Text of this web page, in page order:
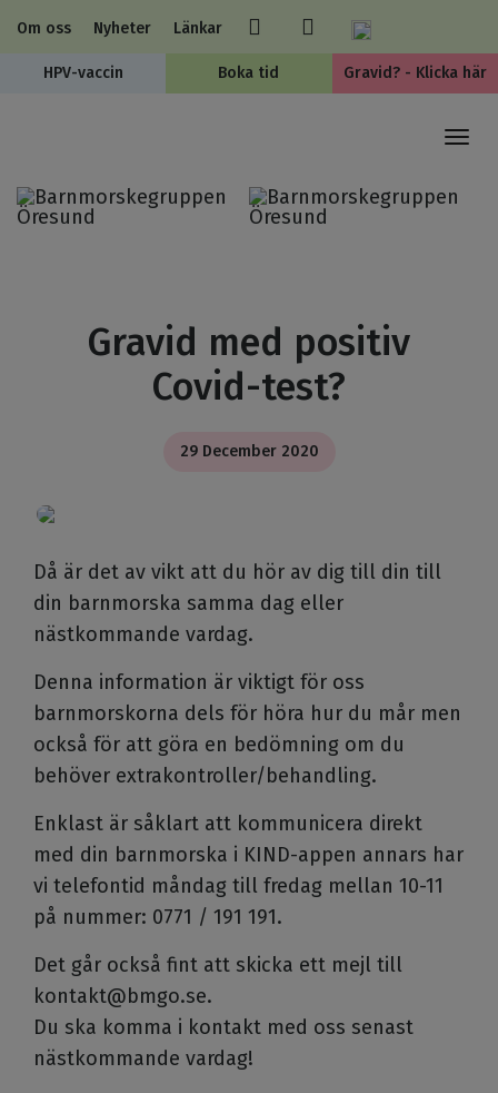
Om oss Nyheter Länkar
HPV-vaccin Boka tid Gravid? - Klicka här
Gravid med positiv
Covid-test?
29 December 2020
Då är det av vikt att du hör av dig till din till
din barnmorska samma dag eller
nästkommande vardag.
Denna information är viktigt för oss
barnmorskorna dels för höra hur du mår men
också för att göra en bedömning om du
behöver extrakontroller/behandling.
Enklast är såklart att kommunicera direkt
med din barnmorska i KIND-appen annars har
vi telefontid måndag till fredag mellan 10-11
på nummer: 0771 / 191 191.
Det går också fint att skicka ett mejl till
kontakt@bmgo.se.
Du ska komma i kontakt med oss senast
nästkommande vardag!